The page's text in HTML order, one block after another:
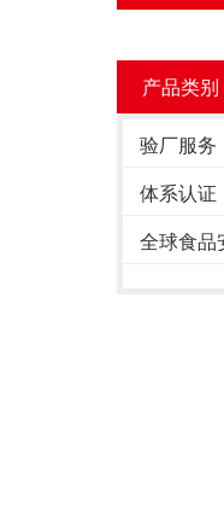
产品类别
验厂服务
体系认证
全球食品